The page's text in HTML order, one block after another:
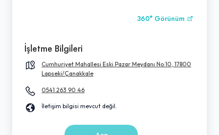
360° Görünüm
İşletme Bilgileri
Cumhuriyet Mahallesi Eski Pazar Meydanı No:10, 17800
Lapseki/Çanakkale
0541 263 90 46
İletişim bilgisi mevcut değil.